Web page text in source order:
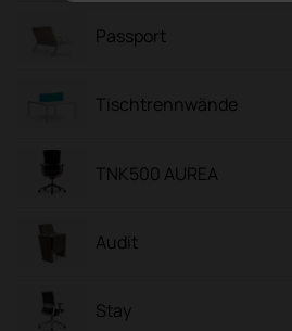
Passport
Tischtrennwände
TNK500 AUREA
Audit
Stay